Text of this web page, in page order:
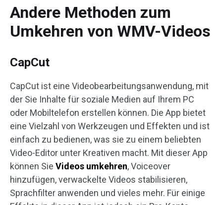
Andere Methoden zum
Umkehren von WMV-Videos
CapCut
CapCut ist eine Videobearbeitungsanwendung, mit
der Sie Inhalte für soziale Medien auf Ihrem PC
oder Mobiltelefon erstellen können. Die App bietet
eine Vielzahl von Werkzeugen und Effekten und ist
einfach zu bedienen, was sie zu einem beliebten
Video-Editor unter Kreativen macht. Mit dieser App
können Sie Videos umkehren, Voiceover
hinzufügen, verwackelte Videos stabilisieren,
Sprachfilter anwenden und vieles mehr. Für einige